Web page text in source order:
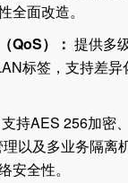
全面改造。
QoS）： 提供多
标签，支持差异
支持AES 256加密
以及多业务隔离
安全性。